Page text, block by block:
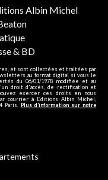
Albin Michel
& BD
et sont collectées et traitées par
au format digital si vous le
du 06/01/1978 modifiée et au
droit d'accès, de rectification et
exercer ces droits en nous
courrier à Editions Albin Michel,
Paris. Plus d’information sur notre